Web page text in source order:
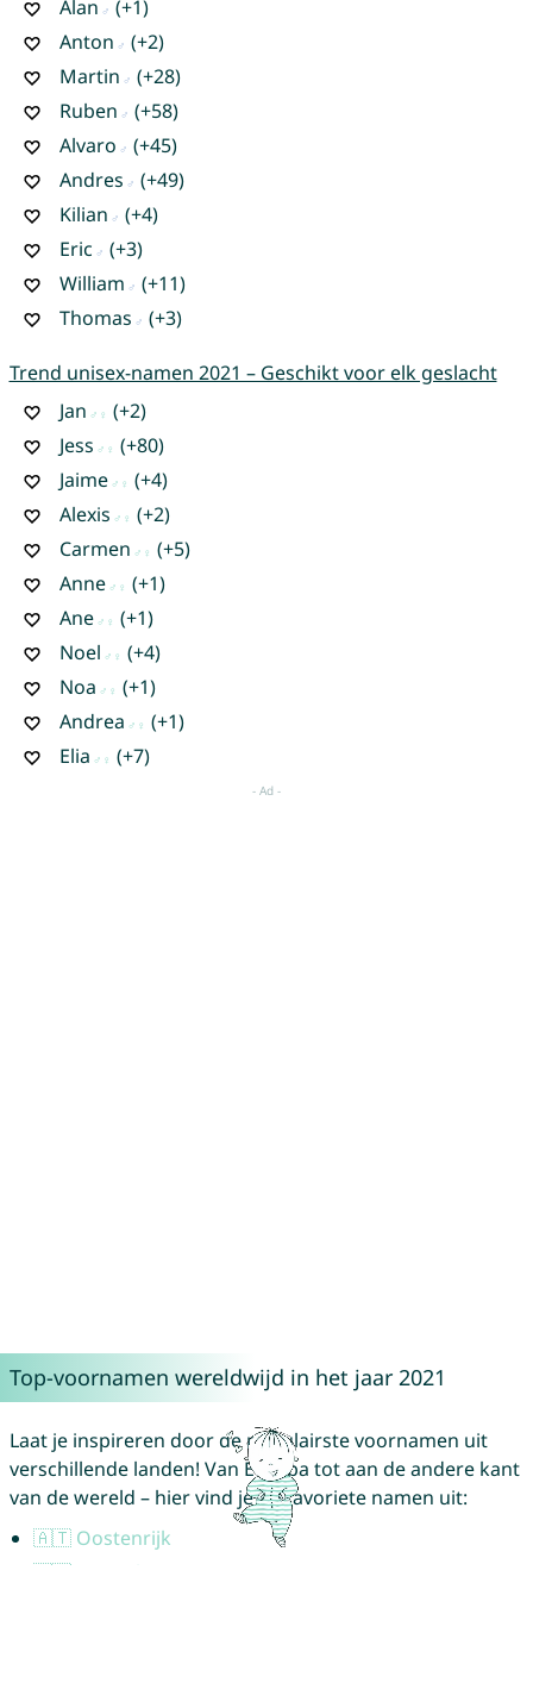
Alan
(+1)
Anton
(+2)
Martin
(+28)
Ruben
(+58)
Alvaro
(+45)
Andres
(+49)
Kilian
(+4)
Eric
(+3)
William
(+11)
Thomas
(+3)
Trend unisex-namen 2021 – Geschikt voor elk geslacht
Jan
(+2)
Jess
(+80)
Jaime
(+4)
Alexis
(+2)
Carmen
(+5)
Anne
(+1)
Ane
(+1)
Noel
(+4)
Noa
(+1)
Andrea
(+1)
Elia
(+7)
Top-voornamen wereldwijd in het jaar 2021
Laat je inspireren door de populairste voornamen uit
verschillende landen! Van Europa tot aan de andere kant
van de wereld – hier vind je de favoriete namen uit:
🇦🇹 Oostenrijk
🇦🇺 Australië